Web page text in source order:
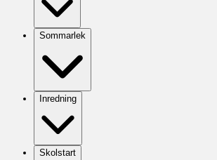
Sommarlek
Inredning
Skolstart